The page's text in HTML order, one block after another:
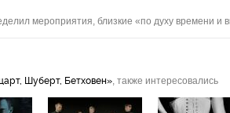
мероприятия, близкие «по духу времени и
Шуберт, Бетховен», также интересовались